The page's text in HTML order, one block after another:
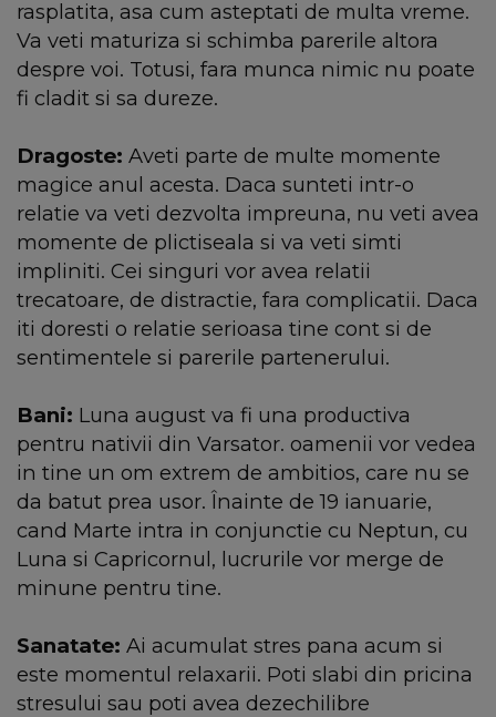
rasplatita, asa cum asteptati de multa vreme.
Va veti maturiza si schimba parerile altora
despre voi. Totusi, fara munca nimic nu poate
fi cladit si sa dureze.
Dragoste: Aveti parte de multe momente
magice anul acesta. Daca sunteti intr-o
relatie va veti dezvolta impreuna, nu veti avea
momente de plictiseala si va veti simti
impliniti. Cei singuri vor avea relatii
trecatoare, de distractie, fara complicatii. Daca
iti doresti o relatie serioasa tine cont si de
sentimentele si parerile partenerului.
Bani: Luna august va fi una productiva
pentru nativii din Varsator. oamenii vor vedea
in tine un om extrem de ambitios, care nu se
da batut prea usor. Înainte de 19 ianuarie,
cand Marte intra in conjunctie cu Neptun, cu
Luna si Capricornul, lucrurile vor merge de
minune pentru tine.
Sanatate: Ai acumulat stres pana acum si
este momentul relaxarii. Poti slabi din pricina
stresului sau poti avea dezechilibre